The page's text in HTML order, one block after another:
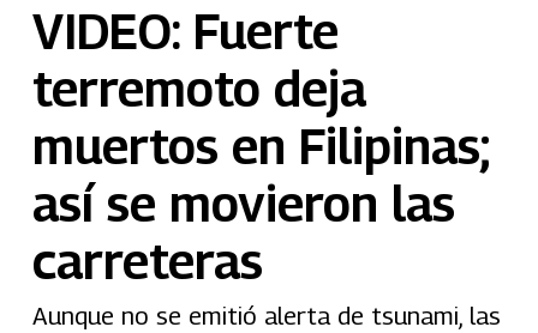
VIDEO: Fuerte
terremoto deja
muertos en Filipinas;
así se movieron las
carreteras
Aunque no se emitió alerta de tsunami, las